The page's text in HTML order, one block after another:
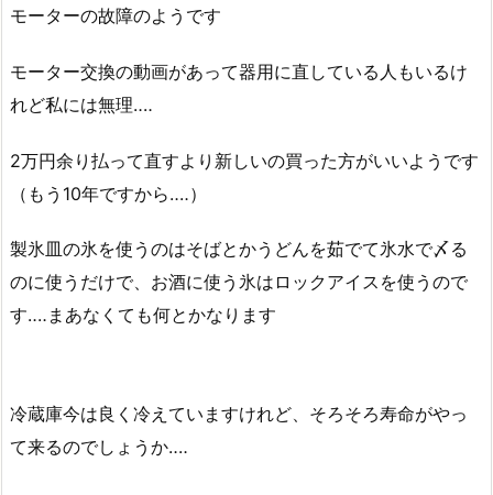
モーターの故障のようです
モーター交換の動画があって器用に直している人もいるけ
れど私には無理‥‥
2万円余り払って直すより新しいの買った方がいいようです
（もう10年ですから‥‥）
製氷皿の氷を使うのはそばとかうどんを茹でて氷水で〆る
のに使うだけで、お酒に使う氷はロックアイスを使うので
す‥‥まあなくても何とかなります
冷蔵庫今は良く冷えていますけれど、そろそろ寿命がやっ
て来るのでしょうか‥‥